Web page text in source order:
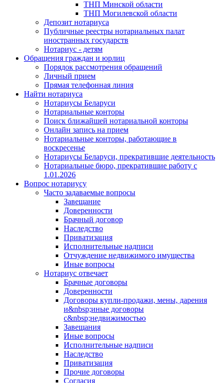
ТНП Минской области
ТНП Могилевской области
Депозит нотариуса
Публичные реестры нотариальных палат
иностранных государств
Нотариус - детям
Обращения граждан и юрлиц
Порядок рассмотрения обращений
Личный прием
Прямая телефонная линия
Найти нотариуса
Нотариусы Беларуси
Нотариальные конторы
Поиск ближайшей нотариальной конторы
Онлайн запись на прием
Нотариальные конторы, работающие в
воскресенье
Нотариусы Беларуси, прекратившие деятельность
Нотариальные бюро, прекратившие работу с
1.01.2026
Вопрос нотариусу
Часто задаваемые вопросы
Завещание
Доверенности
Брачный договор
Наследство
Приватизация
Исполнительные надписи
Отчуждение недвижимого имущества
Иные вопросы
Нотариус отвечает
Брачные договоры
Доверенности
Договоры купли-продажи, мены, дарения
и&nbsp;иные договоры
с&nbsp;недвижимостью
Завещания
Иные вопросы
Исполнительные надписи
Наследство
Приватизация
Прочие договоры
Согласия